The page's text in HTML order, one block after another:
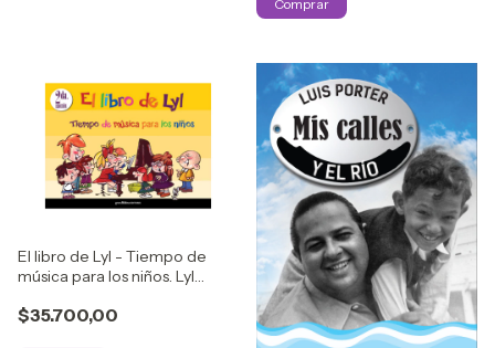
El libro de Lyl - Tiempo de
música para los niños. Lyl
$35.700,00